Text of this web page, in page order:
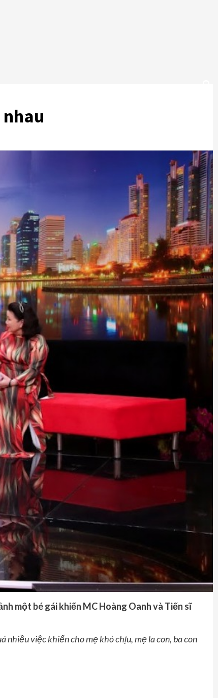
một bé gái khiến MC Hoàng Oanh và Tiến sĩ
nhiều việc khiến cho mẹ khó chịu, mẹla con, ba con